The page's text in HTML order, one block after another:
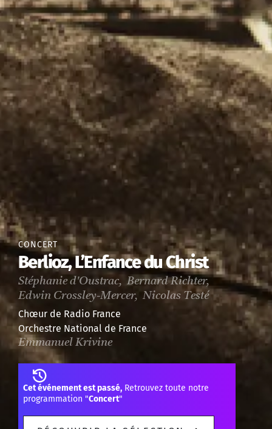
CONCERT
Berlioz, L’Enfance du Christ
Stéphanie d'Oustrac, Bernard Richter,
Edwin Crossley-Mercer, Nicolas Testé
Chœur de Radio France
Orchestre National de France
Emmanuel Krivine
Cet événement est passé, Retrouvez toute notre
programmation "Concert"